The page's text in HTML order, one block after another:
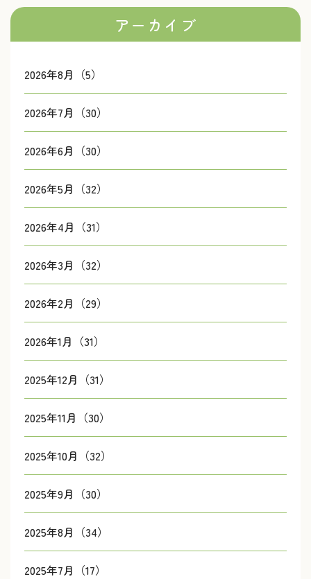
アーカイブ
2026年8月（5）
2026年7月（30）
2026年6月（30）
2026年5月（32）
2026年4月（31）
2026年3月（32）
2026年2月（29）
2026年1月（31）
2025年12月（31）
2025年11月（30）
2025年10月（32）
2025年9月（30）
2025年8月（34）
2025年7月（17）